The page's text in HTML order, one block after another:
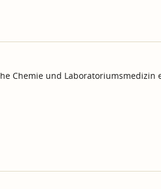
Chemie und Laboratoriumsmedizin